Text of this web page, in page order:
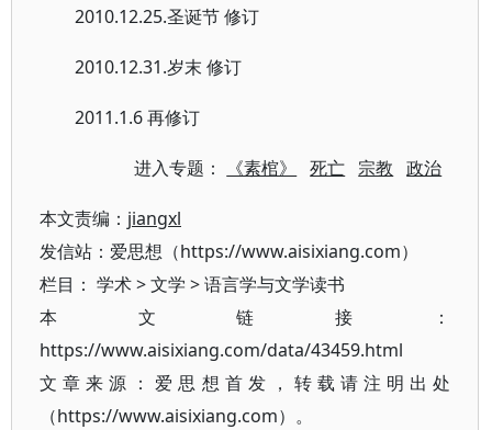
2010.12.25.圣诞节 修订
2010.12.31.岁末 修订
2011.1.6 再修订
进入专题： 《素棺》 死亡 宗教 政治
本文责编： jiangxl
发信站：爱思想（https://www.aisixiang.com）
栏目： 学术>文学 >语言学与文学读书
本文链接：
https://www.aisixiang.com/data/43459.html
文章来源：爱思想首发，转载请注明出处
（https://www.aisixiang.com）。